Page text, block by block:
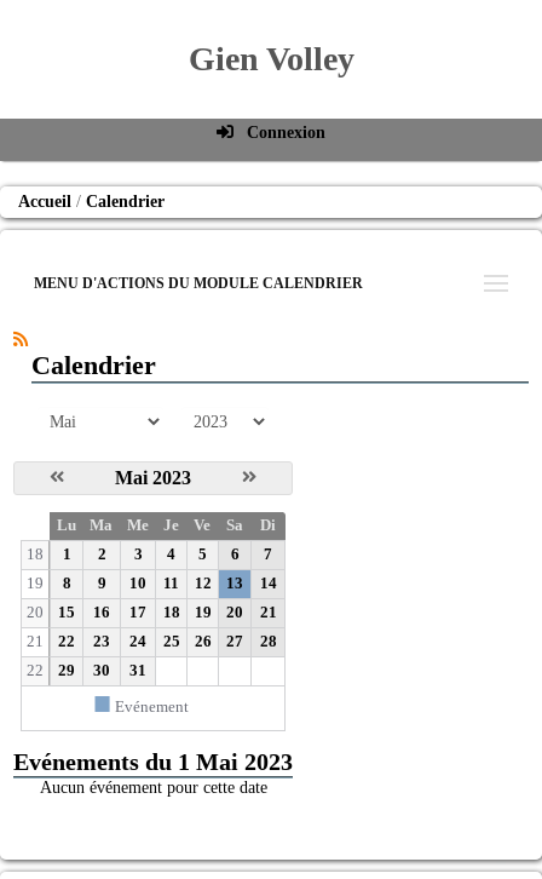
Gien Volley
Connexion
Identifiant de connexion
Mot de passe oublié
Accueil Calendrier
MENU D'ACTIONS DU MODULE CALENDRIER
Calendrier
mois année
Mai 2023
e
Lu Ma Me Je Ve Sa
Di
18
1 2 3 4 5 6
7
19
8 9 10 11 12 13
14
20
15 16 17 18 19 20
21
21
22 23 24 25 26 27
28
22
29 30 31
■ Evénement
Evénements du 1 Mai 2023
Aucun événement pour cette date